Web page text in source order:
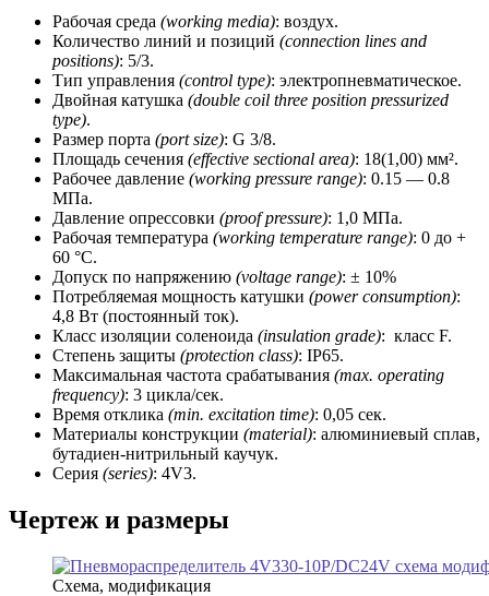
Рабочая среда (working media): воздух.
Количество линий и позиций (connection lines and
positions): 5/3.
Тип управления (control type): электропневматическое.
Двойная катушка (double coil three position pressurized
type).
Размер порта (port size): G 3/8.
Площадь сечения (effective sectional area): 18(1,00) мм².
Рабочее давление (working pressure range): 0.15 — 0.8
МПа.
Давление опрессовки (proof pressure): 1,0 МПа.
Рабочая температура (working temperature range): 0 до +
60 °C.
Допуск по напряжению (voltage range): ± 10%
Потребляемая мощность катушки (power consumption):
4,8 Вт (постоянный ток).
Класс изоляции соленоида (insulation grade): класс F.
Степень защиты (protection class): IP65.
Максимальная частота срабатывания (max. operating
frequency): 3 цикла/сек.
Время отклика (min. excitation time): 0,05 сек.
Материалы конструкции (material): алюминиевый сплав,
бутадиен-нитрильный каучук.
Серия (series): 4V3.
Чертеж и размеры
Схема, модификация